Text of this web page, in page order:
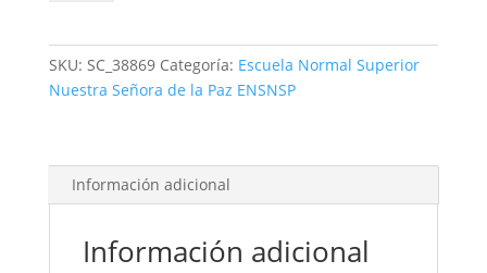
SKU: SC_38869 Categoría: Escuela Normal Superior
Nuestra Señora de la Paz ENSNSP
Información adicional
Información adicional